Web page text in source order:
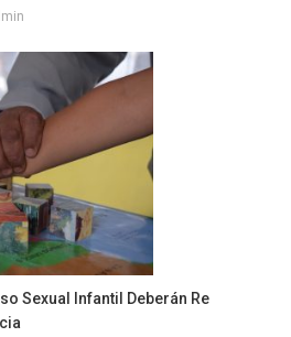
Sexual Infantil Deberán Re